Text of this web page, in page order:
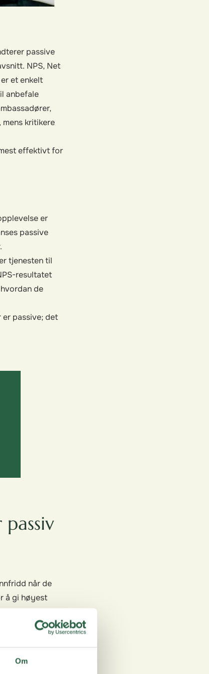
Om
passive
NPS, Net
et enkelt
anbefale
mens kritikere
effektivt for
er
passive
tjenesten til
resultatet
de
passive; det
når de
å gi høyest
en som er